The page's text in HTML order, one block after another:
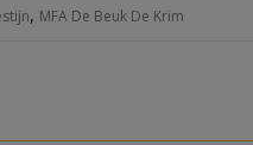
, MFA De Beuk De Krim